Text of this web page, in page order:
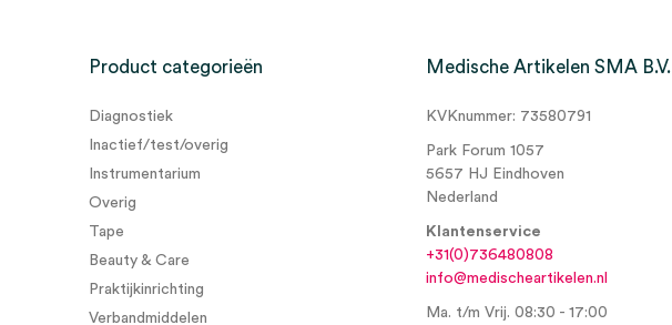
Product categorieën
Diagnostiek
Inactief/test/overig
Instrumentarium
Overig
Tape
Beauty & Care
Praktijkinrichting
Verbandmiddelen
Medische Artikelen SMA B.V.
KVKnummer: 73580791
Park Forum 1057
5657 HJ Eindhoven
Nederland
Klantenservice
+31(0)736480808
info@medischeartikelen.nl
Ma. t/m Vrij. 08:30 - 17:00